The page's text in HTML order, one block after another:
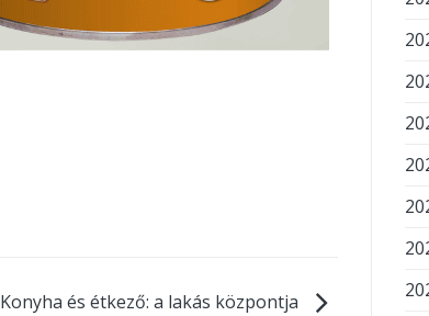
Konyha és étkező: a lakás központja